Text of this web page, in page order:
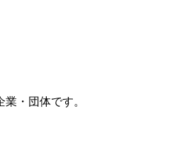
・団体です。